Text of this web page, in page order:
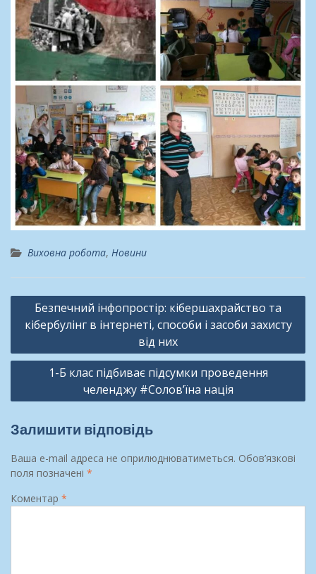
Виховна робота, Новини
Навігація
записів
Безпечний інфопростір: кібершахрайство та
кібербулінг в інтернеті, способи і засоби захисту
від них
1-Б клас підбиває підсумки проведення
челенджу #Солов’їна нація
Залишити відповідь
Ваша e-mail адреса не оприлюднюватиметься. Обов’язкові
поля позначені *
Коментар *